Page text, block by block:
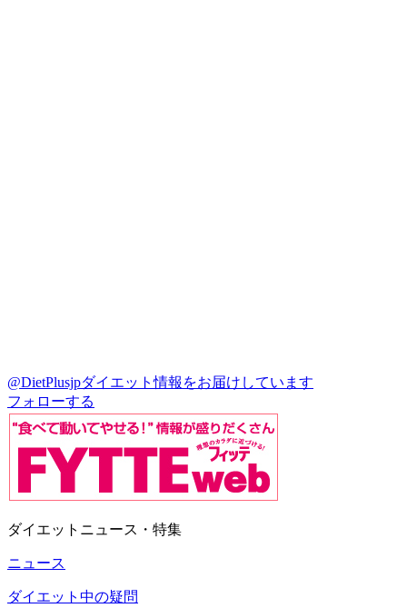
@DietPlusjpダイエット情報をお届けしています
フォローする
ダイエットニュース・特集
ニュース
ダイエット中の疑問